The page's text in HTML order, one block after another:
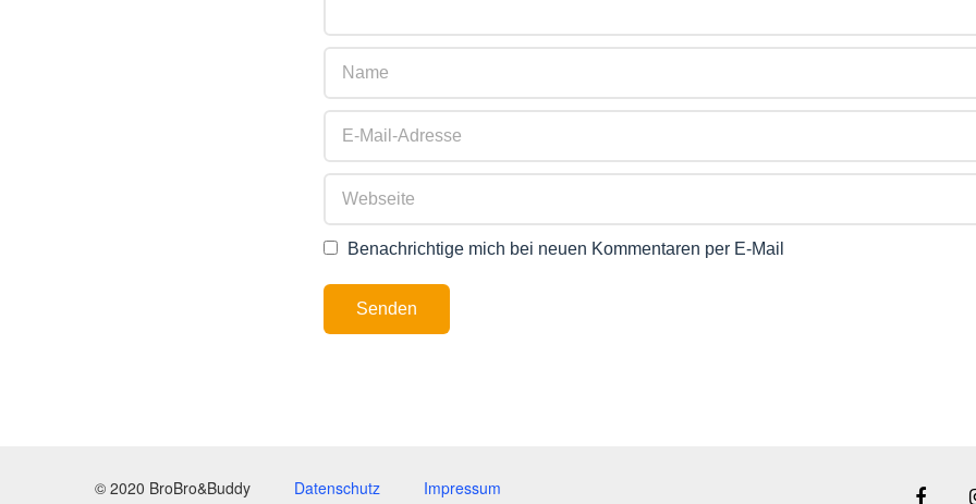
Benachrichtige mich bei neuen Kommentaren per E-Mail
Senden
© 2020 BroBro&Buddy Datenschutz Impressum